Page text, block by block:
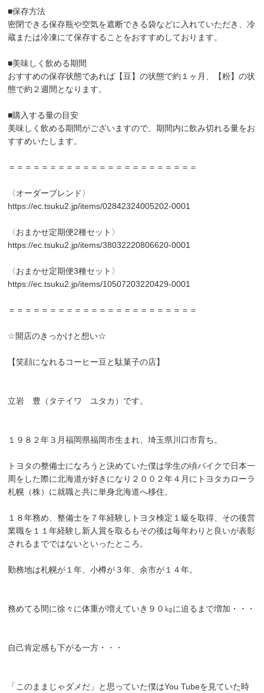
■保存方法
密閉できる保存瓶や空気を遮断できる袋などに入れていただき、冷
蔵または冷凍にて保存することをおすすめしております。
■美味しく飲める期間
おすすめの保存状態であれば【豆】の状態で約１ヶ月、【粉】の状
態で約２週間となります。
■購入する量の目安
美味しく飲める期間がございますので、期間内に飲み切れる量をお
すすめいたします。
＝＝＝＝＝＝＝＝＝＝＝＝＝＝＝＝＝＝＝＝＝＝＝
〈オーダーブレンド〉
https://ec.tsuku2.jp/items/02842324005202-0001
〈おまかせ定期便2種セット〉
https://ec.tsuku2.jp/items/38032220806620-0001
〈おまかせ定期便3種セット〉
https://ec.tsuku2.jp/items/10507203220429-0001
＝＝＝＝＝＝＝＝＝＝＝＝＝＝＝＝＝＝＝＝＝＝＝
☆開店のきっかけと想い☆
【笑顔になれるコーヒー豆と駄菓子の店】
立岩 豊（タテイワ ユタカ）です。
１９８２年３月福岡県福岡市生まれ、埼玉県川口市育ち。
トヨタの整備士になろうと決めていた僕は学生の頃バイクで日本一
周をした際に北海道が好きになり２００２年４月にトヨタカローラ
札幌（株）に就職と共に単身北海道へ移住。
１８年務め、整備士を７年経験しトヨタ検定１級を取得、その後営
業職を１１年経験し新人賞を取るもその後は毎年わりと良いが表彰
されるまでではないといったところ。
勤務地は札幌が１年、小樽が３年、余市が１４年。
務めてる間に徐々に体重が増えていき９０㎏に迫るまで増加・・・
自己肯定感も下がる一方・・・
「このままじゃダメだ」と思っていた僕はYou Tubeを見ていた時